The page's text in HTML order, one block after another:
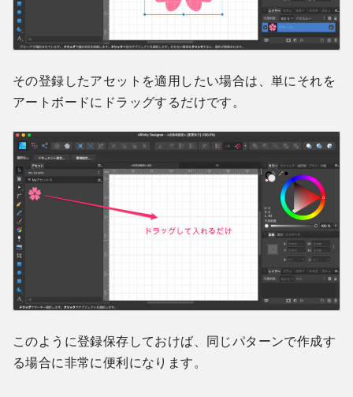
その登録したアセットを適用したい場合は、単にそれを
アートボードにドラッグするだけです。
このように登録保存しておけば、同じパターンで作成す
る場合に非常に便利になります。